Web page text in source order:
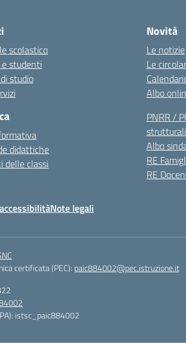
scolastico
e studenti
studio
didattiche
delle classi
Novità
Le notizie
Le
Albo
PNRR /
strutturali
Albo
RE
RE
Note legali
certificata (PEC): paic884002@pec.istruzione.it
istsc_paic884002